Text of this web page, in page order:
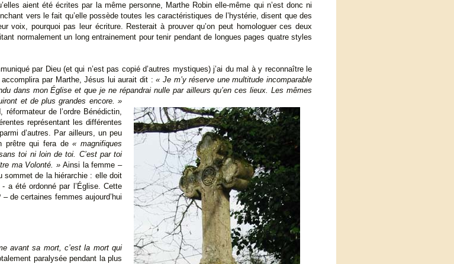
aient été écrites par la même personne, Marthe Robin elle-même qui n’est donc ni
vers le fait qu’elle possède toutes les caractéristiques de l’hystérie, disent que des
voix, pourquoi pas leur écriture. Resterait à prouver qu’on peut homologuer ces deux
normalement un long entrainement pour tenir pendant de longues pages quatre styles
par Dieu (et qui n’est pas copié d’autres mystiques) j’ai du mal à y reconnaître le
par Marthe, Jésus lui aurait dit :« Je m’y réserve une multitude incomparable
dans mon Église et que je ne répandrai nulle par ailleurs qu’en ces lieux.Les mêmes
et de plus grandes encore. »
de l’ordre Bénédictin,
représentant les différentes
d’autres. Par ailleurs, un peu
prêtre qui fera de« magnifiques
toi ni loin de toi. C’est par toi
ma Volonté. » Ainsi la femme –
sommet de la hiérarchie : elle doit
a été ordonné par l’Église. Cette
de certaines femmes aujourd’hui
avant sa mort, c’est la mort qui
paralysée pendant la plus